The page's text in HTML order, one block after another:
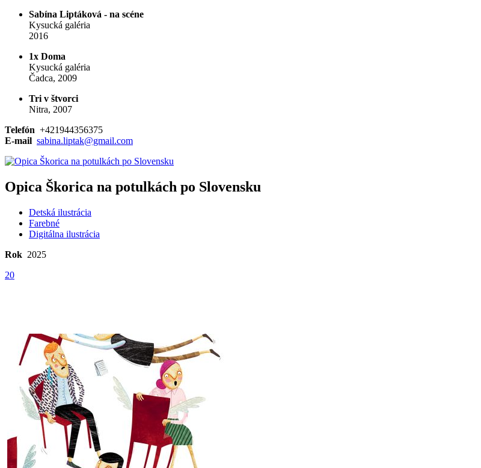
Sabína Liptáková - na scéne
Kysucká galéria
2016
1x Doma
Kysucká galéria
Čadca, 2009
Tri v štvorci
Nitra, 2007
Telefón +421944356375
E-mail sabina.liptak@gmail.com
Opica Škorica na potulkách po Slovensku
Detská ilustrácia
Farebné
Digitálna ilustrácia
Rok 2025
20